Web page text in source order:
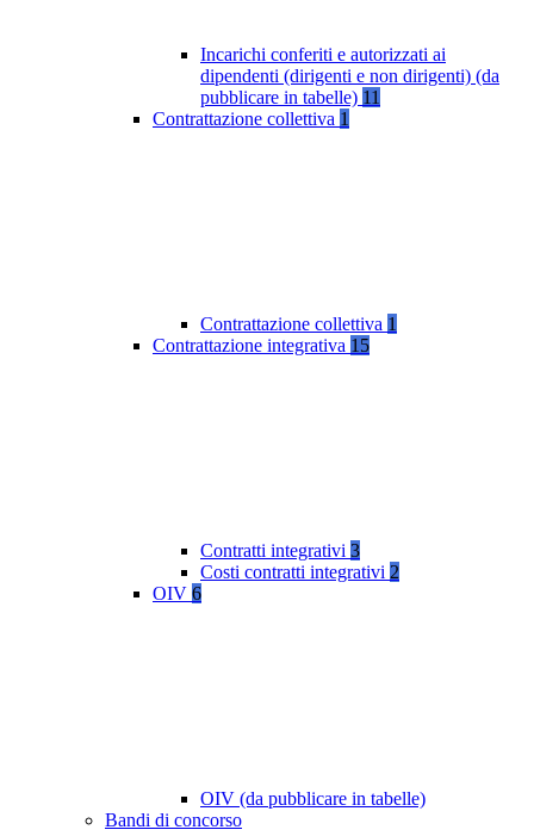
Incarichi conferiti e autorizzati ai
dipendenti (dirigenti e non dirigenti) (da
pubblicare in tabelle) 11
Contrattazione collettiva 1
Contrattazione collettiva 1
Contrattazione integrativa 15
Contratti integrativi 3
Costi contratti integrativi 2
OIV 6
OIV (da pubblicare in tabelle)
Bandi di concorso